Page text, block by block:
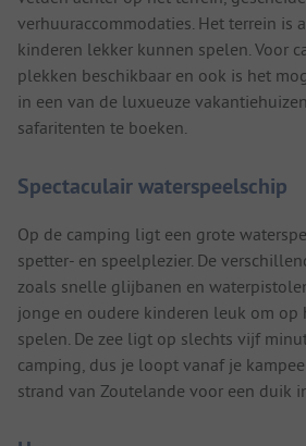
verhuuraccommodaties. Het terrein is
kinderen lekker kunnen spelen. Voor
plekken beschikbaar en ook is het
in een van de luxueuze
safaritenten te boeken.
Spectaculair waterspeelschip
Op de camping ligt een grote
spetter- en speelplezier. De
zoals snelle glijbanen en
jonge en oudere kinderen leuk om op
spelen. De zee ligt op slechts vijf
camping, dus je loopt vanaf je
strand van Zoutelande voor een duik